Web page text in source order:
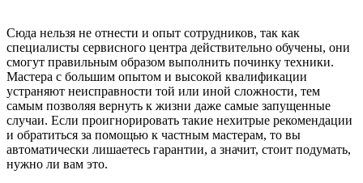
Сюда нельзя не отнести и опыт сотрудников, так как
специалисты сервисного центра действительно обучены, они
смогут правильным образом выполнить починку техники.
Мастера с большим опытом и высокой квалификации
устраняют неисправности той или иной сложности, тем
самым позволяя вернуть к жизни даже самые запущенные
случаи. Если проигнорировать такие нехитрые рекомендации
и обратиться за помощью к частным мастерам, то вы
автоматически лишаетесь гарантии, а значит, стоит подумать,
нужно ли вам это.